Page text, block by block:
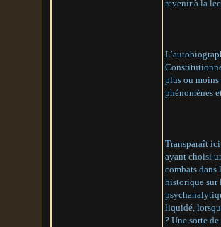
revenir à la
plus ou moins
phénomènes
Transparaît ici
ayant choisi
combats dans
historique sur
liquidé,
? Une sorte